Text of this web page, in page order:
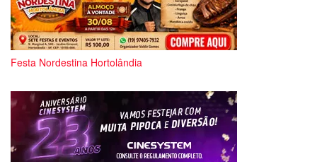
Festa Nordestina Hortolândia